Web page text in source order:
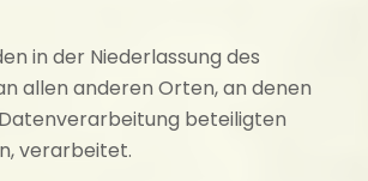
in der Niederlassung des
allen anderen Orten, an denen
beteiligten
verarbeitet.